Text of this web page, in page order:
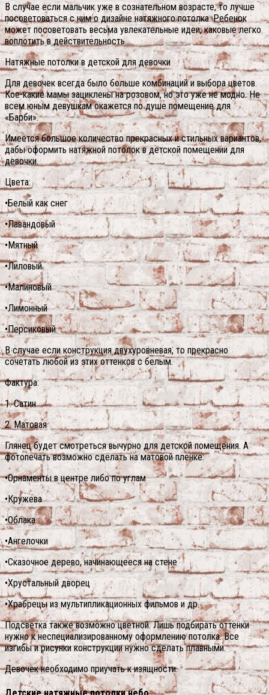
В случае если мальчик уже в сознательном возрасте, то лучше
посоветоваться с ним о дизайне натяжного потолка. Ребенок
может посоветовать весьма увлекательные идеи, каковые легко
воплотить в действительность.
Натяжные потолки в детской для девочки
Для девочек всегда было больше комбинаций и выбора цветов.
Кое-какие мамы зациклены на розовом, но это уже не модно. Не
всем юным девушкам окажется по душе помещение для
«Барби».
Имеется большое количество прекрасных и стильных вариантов,
дабы оформить натяжной потолок в детской помещении для
девочки.
Цвета:
•Белый как снег
•Лавандовый
•Мятный
•Лиловый
•Малиновый
•Лимонный
•Персиковый
В случае если конструкция двухуровневая, то прекрасно
сочетать любой из этих оттенков с белым.
Фактура:
1. Сатин
2. Матовая
Глянец будет смотреться вычурно для детской помещения. А
фотопечать возможно сделать на матовой пленке:
•Орнаменты в центре либо по углам
•Кружева
•Облака
•Ангелочки
•Сказочное дерево, начинающееся на стене
•Хрустальный дворец
•Храбрецы из мультипликационных фильмов и др.
Подсветка также возможно цветной. Лишь подбирать оттенки
нужно к неспециализированному оформлению потолка. Все
изгибы и рисунки конструкции нужно сделать плавными.
Девочек необходимо приучать к изящности.